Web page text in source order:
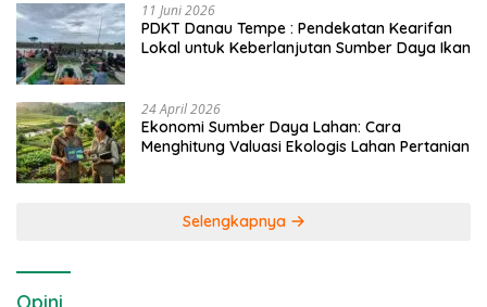
11 Juni 2026
PDKT Danau Tempe : Pendekatan Kearifan
Lokal untuk Keberlanjutan Sumber Daya Ikan
24 April 2026
Ekonomi Sumber Daya Lahan: Cara
Menghitung Valuasi Ekologis Lahan Pertanian
Selengkapnya